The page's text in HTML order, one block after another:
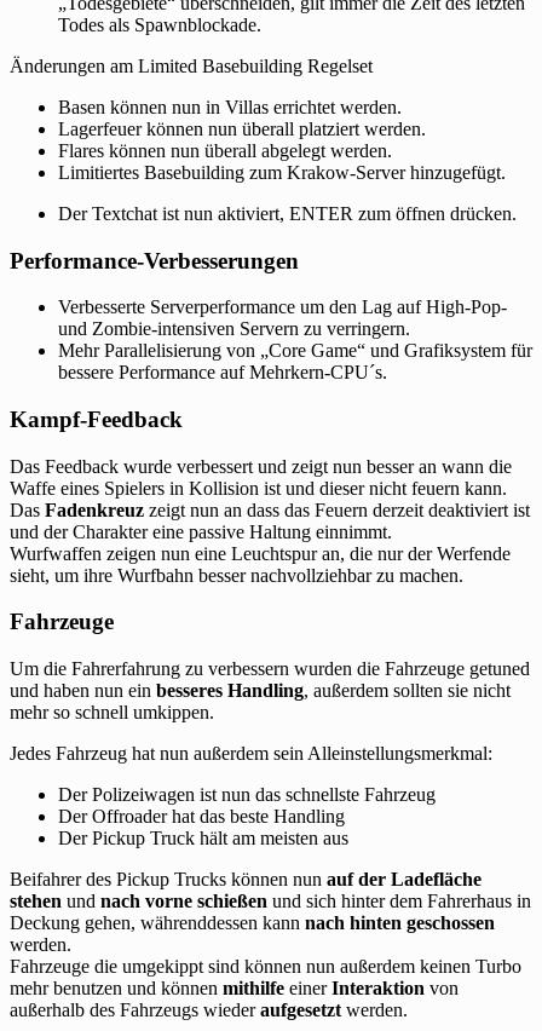
Todes als Spawnblockade.
Änderungen am Limited Basebuilding Regelset
Basen können nun in Villas errichtet werden.
Lagerfeuer können nun überall platziert werden.
Flares können nun überall abgelegt werden.
Limitiertes Basebuilding zum Krakow-Server hinzugefügt.
Der Textchat ist nun aktiviert, ENTER zum öffnen drücken.
Performance-Verbesserungen
Verbesserte Serverperformance um den Lag auf High-Pop-
und Zombie-intensiven Servern zu verringern.
Mehr Parallelisierung von „Core Game“ und Grafiksystem für
bessere Performance auf Mehrkern-CPU´s.
Kampf-Feedback
Das Feedback wurde verbessert und zeigt nun besser an wann die
Waffe eines Spielers in Kollision ist und dieser nicht feuern kann.
Das Fadenkreuz zeigt nun an dass das Feuern derzeit deaktiviert ist
und der Charakter eine passive Haltung einnimmt.
Wurfwaffen zeigen nun eine Leuchtspur an, die nur der Werfende
sieht, um ihre Wurfbahn besser nachvollziehbar zu machen.
Fahrzeuge
Um die Fahrerfahrung zu verbessern wurden die Fahrzeuge getuned
und haben nun ein besseres Handling, außerdem sollten sie nicht
mehr so schnell umkippen.
Jedes Fahrzeug hat nun außerdem sein Alleinstellungsmerkmal:
Der Polizeiwagen ist nun das schnellste Fahrzeug
Der Offroader hat das beste Handling
Der Pickup Truck hält am meisten aus
Beifahrer des Pickup Trucks können nun auf der Ladefläche
stehen und nach vorne schießen und sich hinter dem Fahrerhaus in
Deckung gehen, währenddessen kann nach hinten geschossen
werden.
Fahrzeuge die umgekippt sind können nun außerdem keinen Turbo
mehr benutzen und können mithilfe einerInteraktion von
außerhalb des Fahrzeugs wiederaufgesetzt werden.